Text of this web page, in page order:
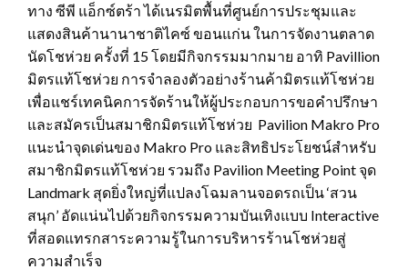
ทาง ซีพี แอ็กซ์ตร้า ได้เนรมิตพื้นที่ศูนย์การประชุมและ
แสดงสินค้านานาชาติไคซ์ ขอนแก่น ในการจัดงานตลาด
นัดโชห่วย ครั้งที่ 15 โดยมีกิจกรรมมากมาย อาทิ Pavillion
มิตรแท้โชห่วย การจำลองตัวอย่างร้านค้ามิตรแท้โชห่วย
เพื่อแชร์เทคนิคการจัดร้านให้ผู้ประกอบการขอคำปรึกษา
และสมัครเป็นสมาชิกมิตรแท้โชห่วย Pavilion Makro Pro
แนะนำจุดเด่นของ Makro Pro และสิทธิประโยชน์สำหรับ
สมาชิกมิตรแท้โชห่วย รวมถึง Pavilion Meeting Point จุด
Landmark สุดยิ่งใหญ่ที่แปลงโฉมลานจอดรถเป็น ‘สวน
สนุก’ อัดแน่นไปด้วยกิจกรรมความบันเทิงแบบ Interactive
ที่สอดแทรกสาระความรู้ในการบริหารร้านโชห่วยสู่
ความสำเร็จ